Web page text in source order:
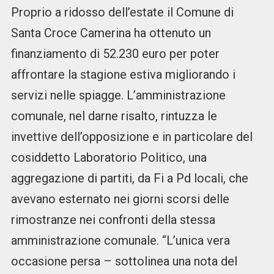
Proprio a ridosso dell’estate il Comune di
Santa Croce Camerina ha ottenuto un
finanziamento di 52.230 euro per poter
affrontare la stagione estiva migliorando i
servizi nelle spiagge. L’amministrazione
comunale, nel darne risalto, rintuzza le
invettive dell’opposizione e in particolare del
cosiddetto Laboratorio Politico, una
aggregazione di partiti, da Fi a Pd locali, che
avevano esternato nei giorni scorsi delle
rimostranze nei confronti della stessa
amministrazione comunale. “L’unica vera
occasione persa – sottolinea una nota del